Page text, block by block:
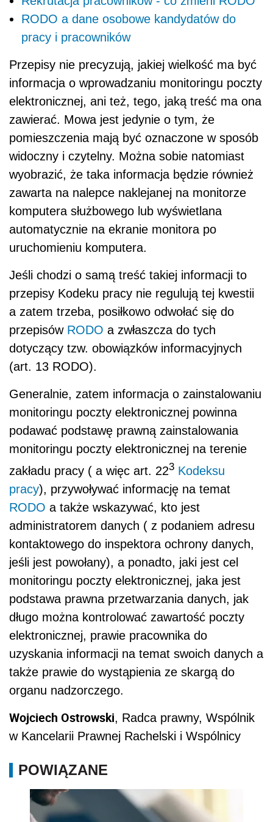
RODO a dane osobowe kandydatów do
pracy i pracowników
Przepisy nie precyzują, jakiej wielkość ma być
informacja o wprowadzaniu monitoringu poczty
elektronicznej, ani też, tego, jaką treść ma ona
zawierać. Mowa jest jedynie o tym, że
pomieszczenia mają być oznaczone w sposób
widoczny i czytelny. Można sobie natomiast
wyobrazić, że taka informacja będzie również
zawarta na nalepce naklejanej na monitorze
komputera służbowego lub wyświetlana
automatycznie na ekranie monitora po
uruchomieniu komputera.
Jeśli chodzi o samą treść takiej informacji to
przepisy Kodeku pracy nie regulują tej kwestii
a zatem trzeba, posiłkowo odwołać się do
przepisów RODO a zwłaszcza do tych
dotyczący tzw. obowiązków informacyjnych
(art. 13 RODO).
Generalnie, zatem informacja o zainstalowaniu
monitoringu poczty elektronicznej powinna
podawać podstawę prawną zainstalowania
monitoringu poczty elektronicznej na terenie
zakładu pracy ( a więc art. 223 Kodeksu
pracy), przywoływać informację na temat
RODO a także wskazywać, kto jest
administratorem danych ( z podaniem adresu
kontaktowego do inspektora ochrony danych,
jeśli jest powołany), a ponadto, jaki jest cel
monitoringu poczty elektronicznej, jaka jest
podstawa prawna przetwarzania danych, jak
długo można kontrolować zawartość poczty
elektronicznej, prawie pracownika do
uzyskania informacji na temat swoich danych a
także prawie do wystąpienia ze skargą do
organu nadzorczego.
Wojciech Ostrowski, Radca prawny, Wspólnik
w Kancelarii Prawnej Rachelski i Wspólnicy
POWIĄZANE